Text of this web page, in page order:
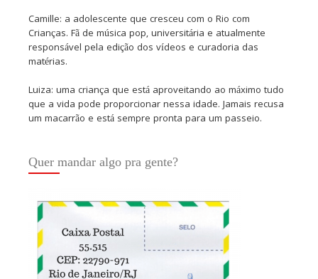
Camille: a adolescente que cresceu com o Rio com
Crianças. Fã de música pop, universitária e atualmente
responsável pela edição dos vídeos e curadoria das
matérias.
Luiza: uma criança que está aproveitando ao máximo tudo
que a vida pode proporcionar nessa idade. Jamais recusa
um macarrão e está sempre pronta para um passeio.
Quer mandar algo pra gente?